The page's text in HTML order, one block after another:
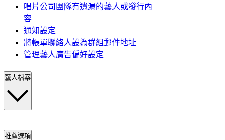
唱片公司團隊有遺漏的藝人或發行內
容
通知設定
將帳單聯絡人設為群組郵件地址
管理藝人廣告偏好設定
藝人檔案
推薦選項